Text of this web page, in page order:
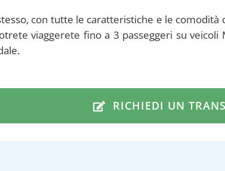
con tutte le caratteristiche e le comodità
viaggerete fino a 3 passeggeri su veicoli
RICHIEDI UN